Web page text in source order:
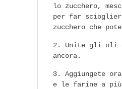
lo zucchero,
per far
zucchero che
Unite gli oli
ancora.
Aggiungete
e le farine a